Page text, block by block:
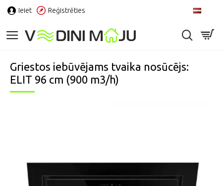
Ieiet Reģistrēties
Griestos iebūvējams tvaika nosūcējs:
ELIT 96 cm (900 m3/h)